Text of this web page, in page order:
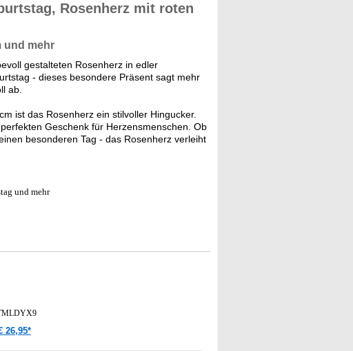
Rosenherz mit roten
und mehr
gestalteten Rosenherz in edler
- dieses besondere Präsent sagt mehr
ab.
ist das Rosenherz ein stilvoller Hingucker.
Geschenk für Herzensmenschen. Ob
besonderen Tag - das Rosenherz verleiht
und mehr
26,95*